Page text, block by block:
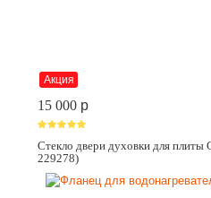
Акция
15 000 p
Стекло двери духовки для плиты
229278)